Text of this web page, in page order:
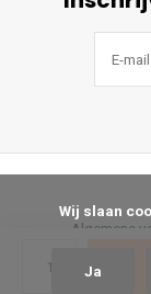
Algemene
Ja